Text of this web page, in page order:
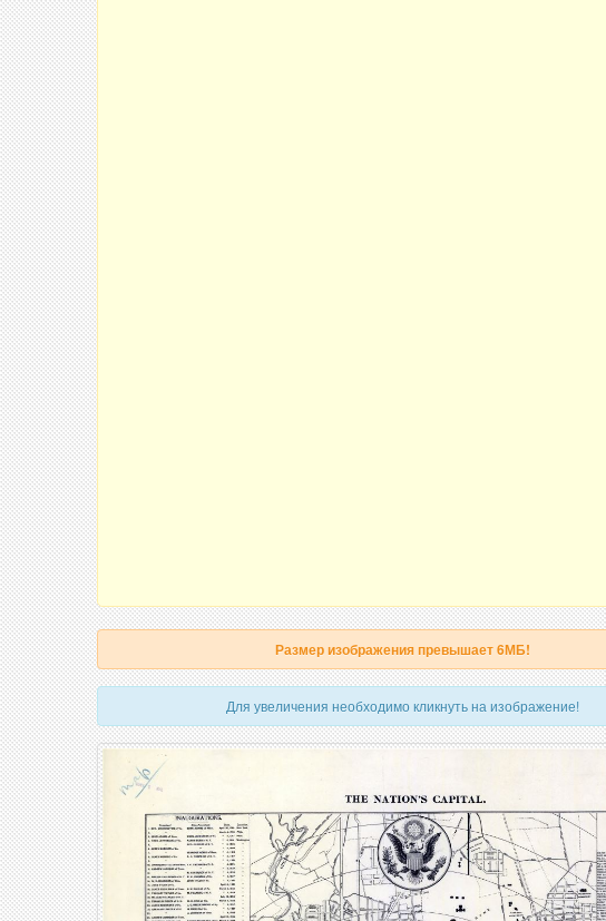
Размер изображения превышает 6МБ!
Для увеличения необходимо кликнуть на изображение!